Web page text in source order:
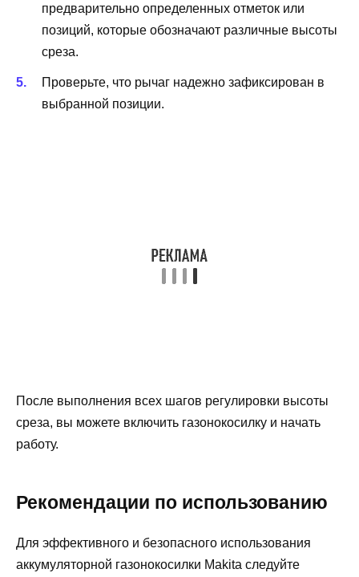
предварительно определенных отметок или
позиций, которые обозначают различные высоты
среза.
Проверьте, что рычаг надежно зафиксирован в
выбранной позиции.
После выполнения всех шагов регулировки высоты
среза, вы можете включить газонокосилку и начать
работу.
Рекомендации по использованию
Для эффективного и безопасного использования
аккумуляторной газонокосилки Makita следуйте